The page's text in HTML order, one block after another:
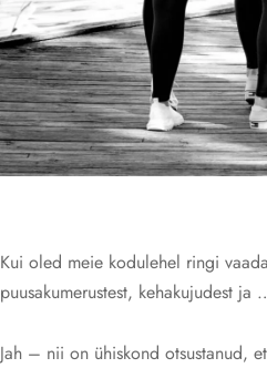
Kui oled meie kodulehel ringi
puusakumerustest, kehakujudest
Jah – nii on ühiskond otsustanud,